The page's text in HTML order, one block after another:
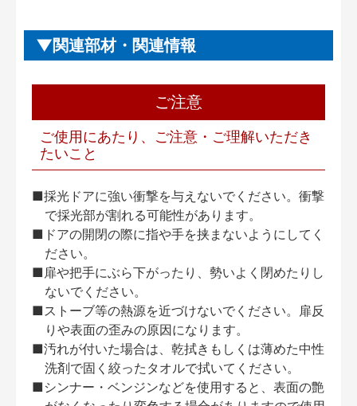
関連部材・関連情報
ご注意
ご使用にあたり、ご注意・ご理解いただき
たいこと
■採光ドアに強い衝撃を与えないでください。衝撃
で採光部が割れる可能性があります。
■ドアの開閉の際に指や手を挟まないようにしてく
ださい。
■扉や把手にぶら下がったり、勢いよく閉めたりし
ないでください。
■ストーブ等の熱源を近づけないでください。扉反
りや表面の歪みの原因になります。
■汚れが付いた場合は、乾拭きもしくは薄めた中性
洗剤で固く絞ったタオルで拭いてください。
■シンナー・ベンジンなどを使用すると、表面の艶